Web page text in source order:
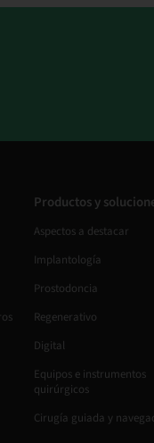
Productos y
Aspectos a destacar
Implantología
Prostodoncia
Regenerativo
Digital
Equipos e instrumentos
quirúrgicos
Cirugía guiada y